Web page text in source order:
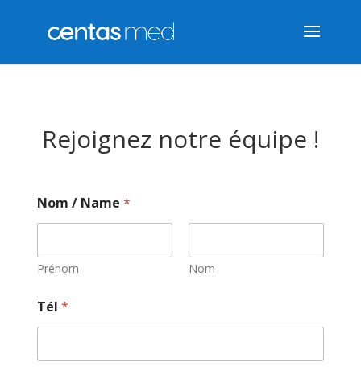
Rejoignez notre équipe !
Nom / Name *
Prénom Nom
Tél *